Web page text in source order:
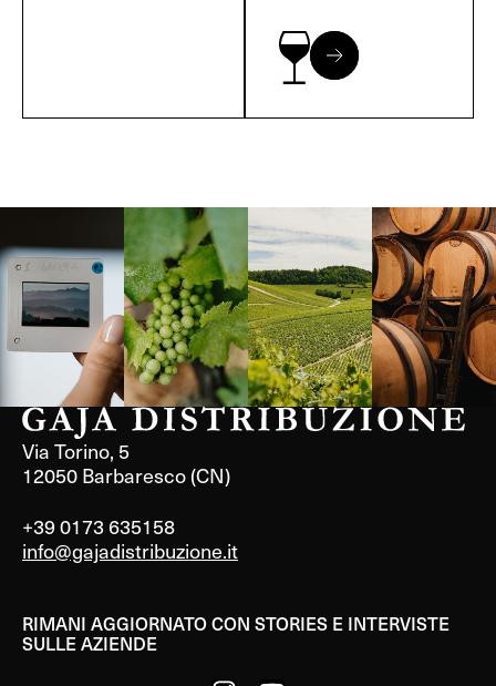
Langa, 1977 Borgogna,
Francia
Borgogna,
Francia
Instagram
Via Torino, 5
12050 Barbaresco (CN)
+39 0173 635158
info@gajadistribuzione.it
RIMANI AGGIORNATO CON STORIES E INTERVISTE
SULLE AZIENDE